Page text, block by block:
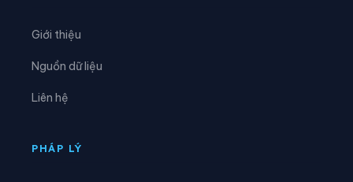
Xã Tam Kim
Giới thiệu
Nguồn dữ liệu
Liên hệ
PHÁP LÝ